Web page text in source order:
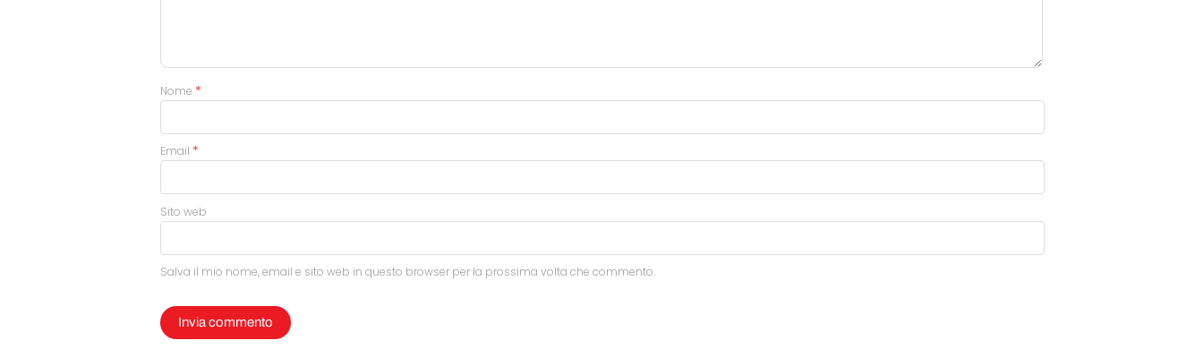
Nome *
Email *
Sito web
Salva il mio nome, email e sito web in questo browser per la prossima volta che commento.